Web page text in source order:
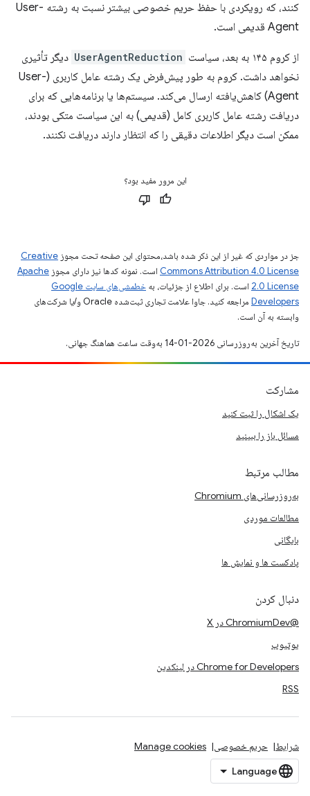
کنند، که رویکردی با حفظ حریم خصوصی بیشتر نسبت به رشته User-
Agent قدیمی است.
از کروم ۱۴۵ به بعد، سیاست UserAgentReduction دیگر تأثیری
نخواهد داشت. کروم به طور پیش‌فرض یک رشته عامل کاربری (User-
Agent) کاهش‌یافته ارسال می‌کند. سیستم‌ها یا برنامه‌هایی که برای
دریافت رشته عامل کاربری کامل (قدیمی) به این سیاست متکی بودند،
ممکن است دیگر اطلاعات دقیقی را که انتظار دارند دریافت نکنند.
این مرور مفید بود؟
جز در مواردی که غیر از این ذکر شده باشد،‌محتوای این صفحه تحت مجوز Creative
Commons Attribution 4.0 License است. نمونه کدها نیز دارای مجوز Apache
2.0 License است. برای اطلاع از جزئیات، به
خطمشی‌های سایت Google
Developers‏
مراجعه کنید. جاوا علامت تجاری ثبت‌شده Oracle و/یا شرکت‌های
وابسته به آن است.
تاریخ آخرین به‌روزرسانی 2026-01-14 به‌وقت ساعت هماهنگ جهانی.
مشارکت
یک اشکال را ثبت کنید
مسائل باز را ببینید
مطالب مرتبط
به‌روزرسانی‌های Chromium
مطالعات موردی
بایگانی
پادکست ها و نمایش ها
دنبال کردن
@ChromiumDev در X
یوتیوب
Chrome for Developers در لینکدین
RSS
شرایط حریم خصوصی Manage cookies